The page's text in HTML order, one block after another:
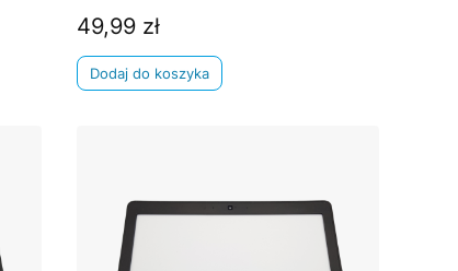
Cena
49,99 zł
Dodaj do koszyka